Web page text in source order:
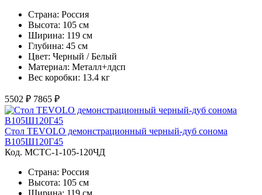
Страна: Россия
Высота: 105 см
Ширина: 119 см
Глубина: 45 см
Цвет: Черный / Белый
Материал: Металл+лдсп
Вес коробки: 13.4 кг
5502 ₽ 7865 ₽
Стол TEVOLO демонстрационный черный-дуб сонома
В105Ш120Г45
Код. MСТС-1-105-120ЧД
Страна: Россия
Высота: 105 см
Ширина: 119 см